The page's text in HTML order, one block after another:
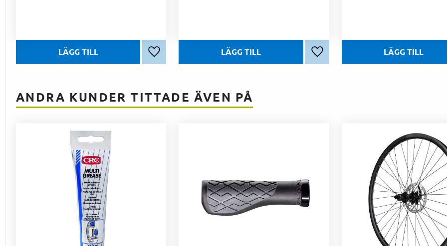
Lägg till i favoriter Lägg till i favoriter
ANDRA KUNDER TITTADE ÄVEN PÅ